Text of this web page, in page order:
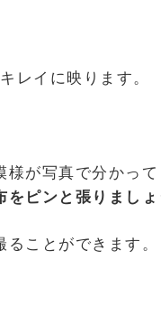
レイに映ります。
が写真で分かって
ピンと張りましょ
ことができます。